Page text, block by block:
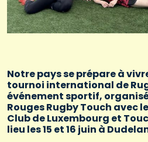
Notre pays se prépare à
tournoi international de
événement sportif,
Rouges Rugby Touch avec
Club de Luxembourg et
lieu les 15 et 16 juin à